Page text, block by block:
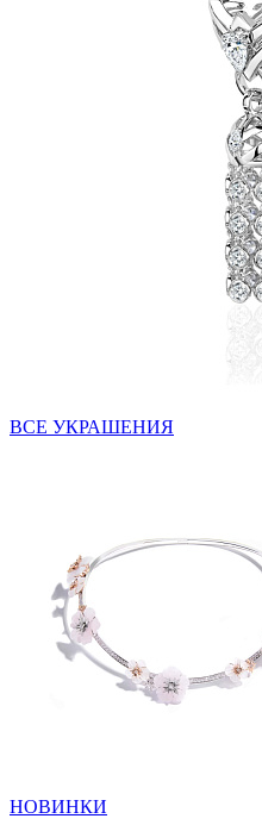
ВСЕ УКРАШЕНИЯ
НОВИНКИ